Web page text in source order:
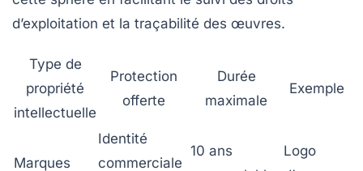
d’exploitation et la traçabilité des œuvres.
Type de
propriété
intellectuelle
Protection
offerte
Durée
maximale
Exemple
Marques
Identité
commerciale
10 ans
Logo